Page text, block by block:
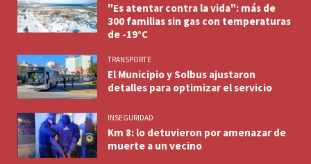
"Es atentar contra la vida": más de
300 familias sin gas con temperaturas
de -19°C
TRANSPORTE
El Municipio y Solbus ajustaron
detalles para optimizar el servicio
INSEGURIDAD
Km 8: lo detuvieron por amenazar de
muerte a un vecino